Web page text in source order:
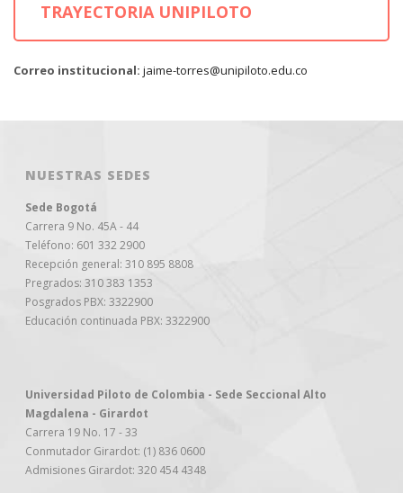
TRAYECTORIA UNIPILOTO
Correo institucional: jaime-torres@unipiloto.edu.co
NUESTRAS SEDES
Sede Bogotá
Carrera 9 No. 45A - 44
Teléfono: 601 332 2900
Recepción general: 310 895 8808
Pregrados: 310 383 1353
Posgrados PBX: 3322900
Educación continuada PBX: 3322900
Universidad Piloto de Colombia - Sede Seccional Alto
Magdalena - Girardot
Carrera 19 No. 17 - 33
Conmutador Girardot: (1) 836 0600
Admisiones Girardot: 320 454 4348